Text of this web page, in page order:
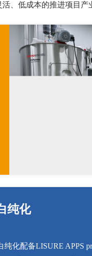
、低成本的推进项目产
纯化
纯化配备LISURE APPS